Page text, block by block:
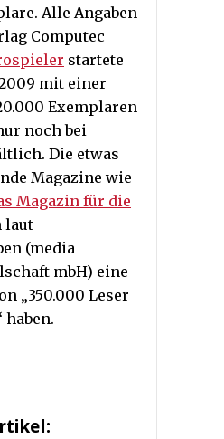
Alle Angaben
Computec
startete
mit einer
Exemplaren
noch bei
Die etwas
Magazine wie
Magazin für die
laut
(media
mbH) eine
„350.000 Leser
haben.